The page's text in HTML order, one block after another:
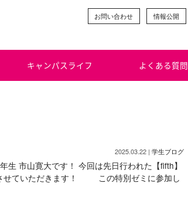
お問い合わせ 情報公開
キャンパスライフ よくある質問
2025.03.22 | 学生ブログ
生 市山寛大です！ 今回は先日行われた【fifth】
せていただきます！ この特別ゼミに参加し